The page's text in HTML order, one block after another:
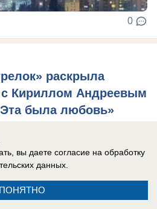
0
раскрыла
Кириллом Андреевым
была любовь»
вы даете согласие на обработку
данных.
ПОНЯТНО